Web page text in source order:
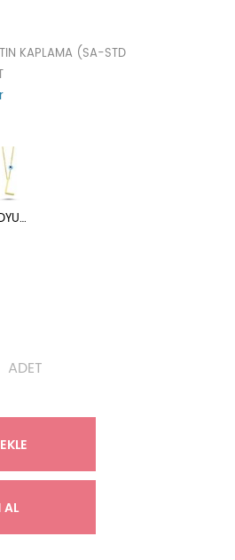
KAPLAMA (SA-STD
RODYUM BEYAZ
ADET
AL